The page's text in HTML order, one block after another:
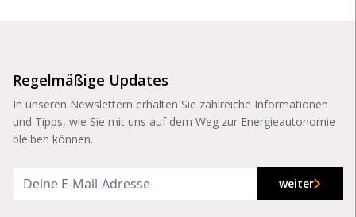
Regelmäßige Updates
In unseren Newslettern erhalten Sie zahlreiche Informationen
und Tipps, wie Sie mit uns auf dem Weg zur Energieautonomie
bleiben können.
weiter